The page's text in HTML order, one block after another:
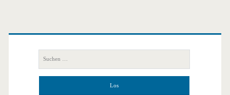
Primäre
Seitenleiste
nach: